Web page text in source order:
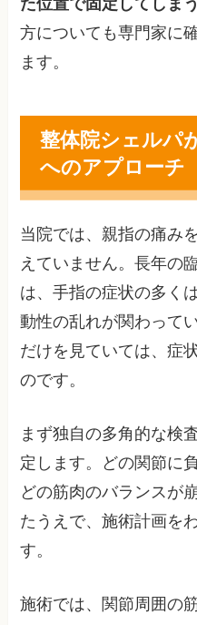
た位置で固定してしま
方についても専門家に
ます。
整体院シェルパ
へのアプローチ
当院では、親指の痛み
えていません。長年の
は、手指の症状の多く
動性の乱れが関わって
だけを見ていては、症
のです。
まず独自の多角的な検
定します。どの関節に
どの筋肉のバランスが
たうえで、施術計画を
す。
施術では、関節周囲の